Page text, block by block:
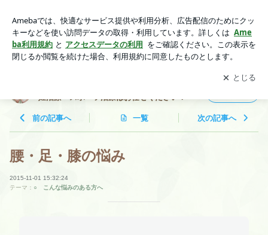
不妊治療・スポーツ治療はお任せください！
アプリをダウンロードして ブログの更新通知
を受け取りまし
ょう。
開く
妊治療・スポーツ治療はお任せください！
前の記事へ 一覧 次の記事へ
腰・足・膝の悩み
2015-11-01 15:32:24
テーマ： ○ こんな悩みのある方へ